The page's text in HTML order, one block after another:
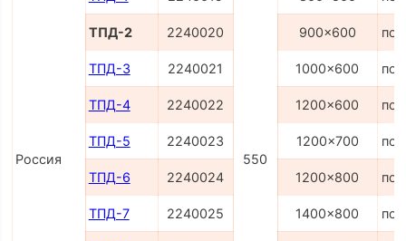
Россия 550
ТПД-2 2240020 900x600 по
ТПД-3 2240021 1000x600 по
ТПД-4 2240022 1200x600 по
ТПД-5 2240023 1200x700 по
ТПД-6 2240024 1200x800 по
ТПД-7 2240025 1400x800 по